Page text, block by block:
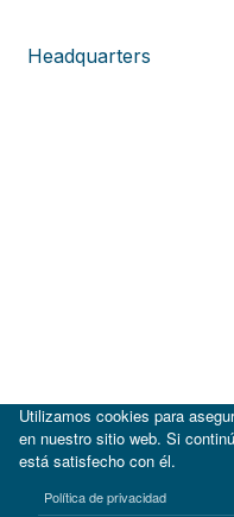
Headquarters
Utilizamos cookies para
en nuestro sitio web. Si
está satisfecho con él.
Política de privacidad